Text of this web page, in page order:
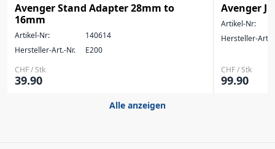
Avenger Stand Adapter 28mm to
16mm
Artikel-Nr:
140614
Hersteller-Art.-Nr.
E200
CHF / Stk
39.90
Avenger
Artikel-Nr:
Hersteller-Art.-
CHF / Stk
99.90
Alle anzeigen